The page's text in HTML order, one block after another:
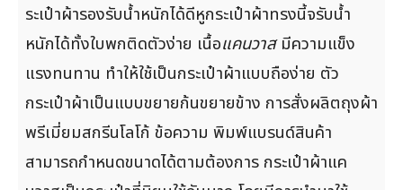
ระเป๋าผ้ารองรับน้ำหนักได้ดีหูกระเป๋าผ้าทรงนี้จรับน้ำ
หนักได้ทั้งใบพกติดตัวง่าย เนื้อแคนวาสมีความแข็ง
แรงทนทาน ทำให้ใช้เป็นกระเป๋าผ้าแบบถือง่าย ตัว
กระเป๋าผ้าเป็นแบบขยายก้นขยายข้าง การสั่งผลิตถุงผ้า
พรีเมี่ยมสกรีนโลโก้ ข้อความ พิมพ์แบรนด์สินค้า
สามารถกำหนดขนาดได้ตามต้องการ กระเป๋าผ้าแค